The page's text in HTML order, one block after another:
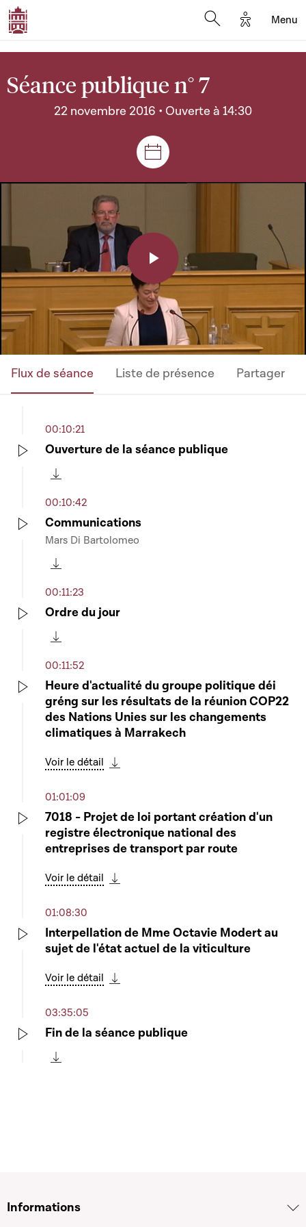
Options
Menu
Séance publique n° 7
22 novembre 2016 • Ouverte à 14:30
Séances et réunions
Play
Video
Flux de séance Liste de présence Partager
00:10:21
Ouverture de la séance publique
00:10:42
Communications
Mars Di Bartolomeo
00:11:23
Ordre du jour
00:11:52
Heure d'actualité du groupe politique déi
gréng sur les résultats de la réunion COP22
des Nations Unies sur les changements
climatiques à Marrakech
Voir le détail
01:01:09
7018 - Projet de loi portant création d'un
registre électronique national des
entreprises de transport par route
Voir le détail
01:08:30
Interpellation de Mme Octavie Modert au
sujet de l'état actuel de la viticulture
Voir le détail
03:35:05
Fin de la séance publique
Informations